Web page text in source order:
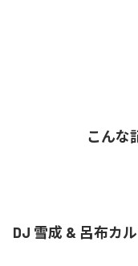
こんな
DJ 雪成 & 呂布カ